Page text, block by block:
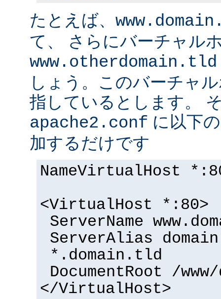
たとえば、
て、 さらにバーチャル
www.otherdomain.tld
しょう。このバーチャ
指しているとします。
apache2.conf に以下
加するだけです
NameVirtualHost
<VirtualHost *:80>
ServerName
ServerAlias
*.domain.tld
DocumentRoot /
</VirtualHost>